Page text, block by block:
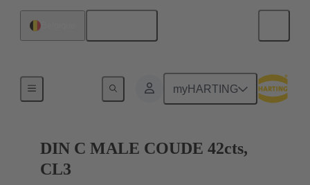
myHARTING
Raccordement carte mère à carte fille
DIN C MALE COUDE 42cts,
CL3